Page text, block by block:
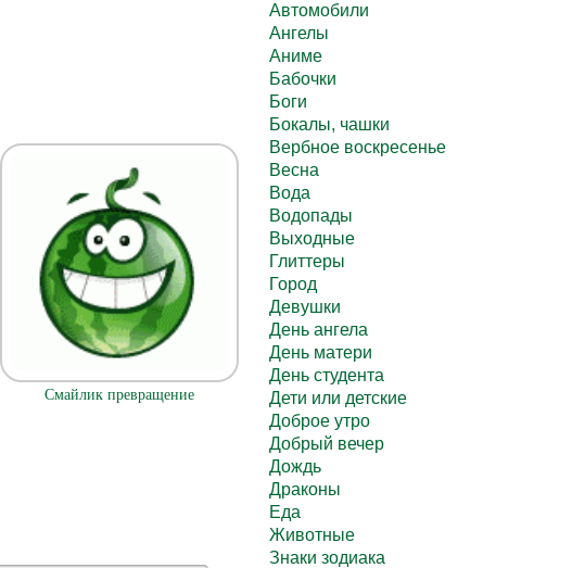
Смайлик превращение
Автомобили
Ангелы
Аниме
Бабочки
Боги
Бокалы, чашки
Вербное воскресенье
Весна
Вода
Водопады
Выходные
Глиттеры
Город
Девушки
День ангела
День матери
День студента
Дети или детские
Доброе утро
Добрый вечер
Дождь
Драконы
Еда
Животные
Знаки зодиака